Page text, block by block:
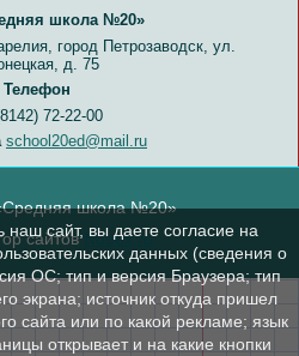
школа №20»
город Петрозаводск, ул.
д. 75
Телефон
72-22-00
school20ed@mail.ru
школа №20»
сайтов Nubex.ru
наш сайт, вы даете согласие на
данных (сведения о
ОС; тип и версия Браузера; тип
экрана; источник откуда пришел
сайта или по какой рекламе; язык
открывает и на какие кнопки